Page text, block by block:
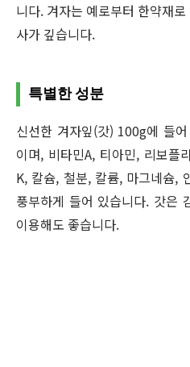
니다. 겨자는 예로부터 한약재
사가 깊습니다.
특별한 성분
신선한 겨자잎(갓) 100g에 들
이며, 비타민A, 티아민, 리보플
K, 칼슘, 철분, 칼륨, 마그네슘,
풍부하게 들어 있습니다. 갓은
이용해도 좋습니다.